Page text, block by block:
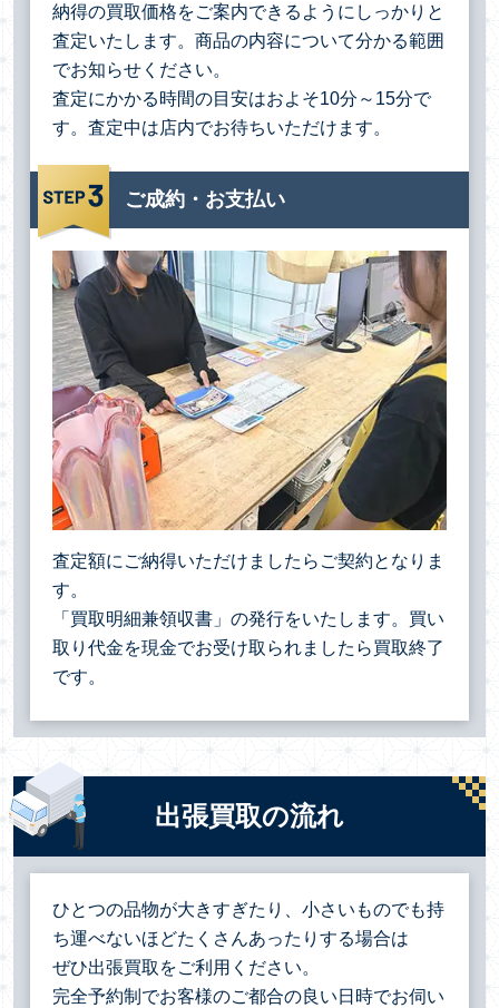
納得の買取価格をご案内できるようにしっかりと
査定いたします。商品の内容について分かる範囲
でお知らせください。
査定にかかる時間の目安はおよそ10分～15分で
す。査定中は店内でお待ちいただけます。
ご成約・お支払い
査定額にご納得いただけましたらご契約となりま
す。
「買取明細兼領収書」の発行をいたします。買い
取り代金を現金でお受け取られましたら買取終了
です。
出張買取の流れ
ひとつの品物が大きすぎたり、小さいものでも持
ち運べないほどたくさんあったりする場合は
ぜひ出張買取をご利用ください。
完全予約制でお客様のご都合の良い日時でお伺い